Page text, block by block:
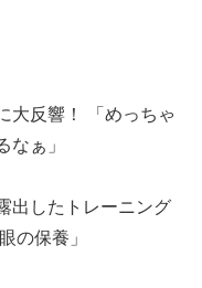
大反響！ 「めっちゃ
なぁ」
出したトレーニング
の保養」